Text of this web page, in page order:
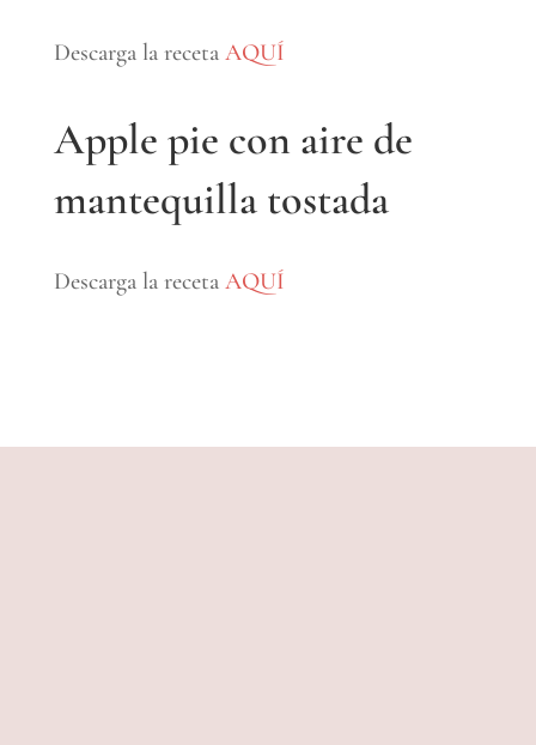
Descarga la receta AQUÍ
Apple pie con aire de
mantequilla tostada
Descarga la receta AQUÍ